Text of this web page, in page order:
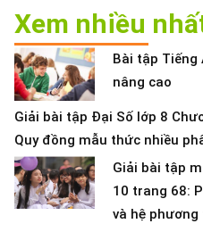
Xem nhiều
Bài tập Tiếng
nâng cao
Giải bài tập Đại Số lớp 8
Quy đồng mẫu thức nhiều
Giải bài tập
10 trang 68:
và hệ phương